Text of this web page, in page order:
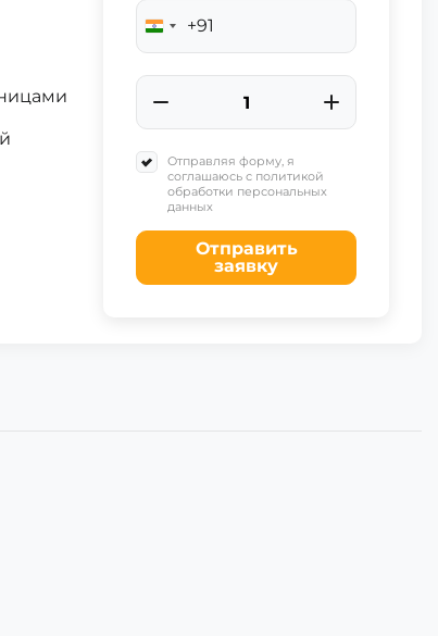
India
+91
+91
Отправляя форму, я
соглашаюсь с политикой
обработки персональных
данных
Отправить
заявку